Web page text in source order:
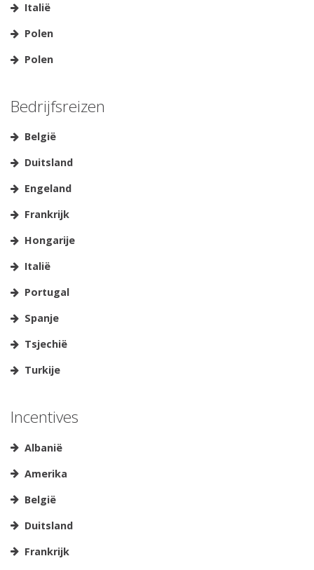
Italië
Polen
Polen
Bedrijfsreizen
België
Duitsland
Engeland
Frankrijk
Hongarije
Italië
Portugal
Spanje
Tsjechië
Turkije
Incentives
Albanië
Amerika
België
Duitsland
Frankrijk